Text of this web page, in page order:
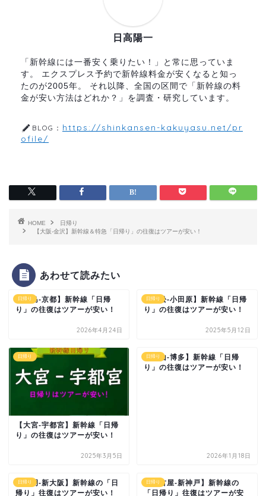
日高陽一
「新幹線には一番安く乗りたい！」と常に思っていま
す。 エクスプレス予約で新幹線料金が安くなると知っ
たのが2005年。 それ以降、全国の区間で「新幹線の料
金が安い方法はどれか？」を調査・研究しています。
BLOG： https://shinkansen-kakuyasu.net/pr
ofile/
HOME
日帰り
【大阪-金沢】新幹線＆特急「日帰り」の往復はツアーが安い！
あわせて読みたい
日帰り
【三島-京都】新幹線「日帰
り」の往復はツアーが安い！
2026年4月24日
日帰り
【浜松-小田原】新幹線「日帰
り」の往復はツアーが安い！
2025年5月12日
日帰り
【大宮-宇都宮】新幹線「日帰
り」の往復はツアーが安い！
2025年3月5日
日帰り
【福山-博多】新幹線「日帰
り」の往復はツアーが安い！
2026年1月18日
日帰り
【静岡-新大阪】新幹線の「日
帰り」往復はツアーが安い！
日帰り
【名古屋-新神戸】新幹線の
「日帰り」往復はツアーが安